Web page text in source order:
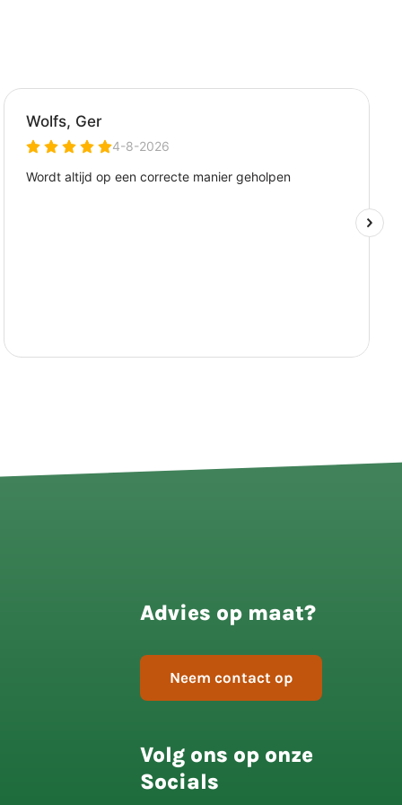
Advies op maat?
Neem contact op
Volg ons op onze
Socials